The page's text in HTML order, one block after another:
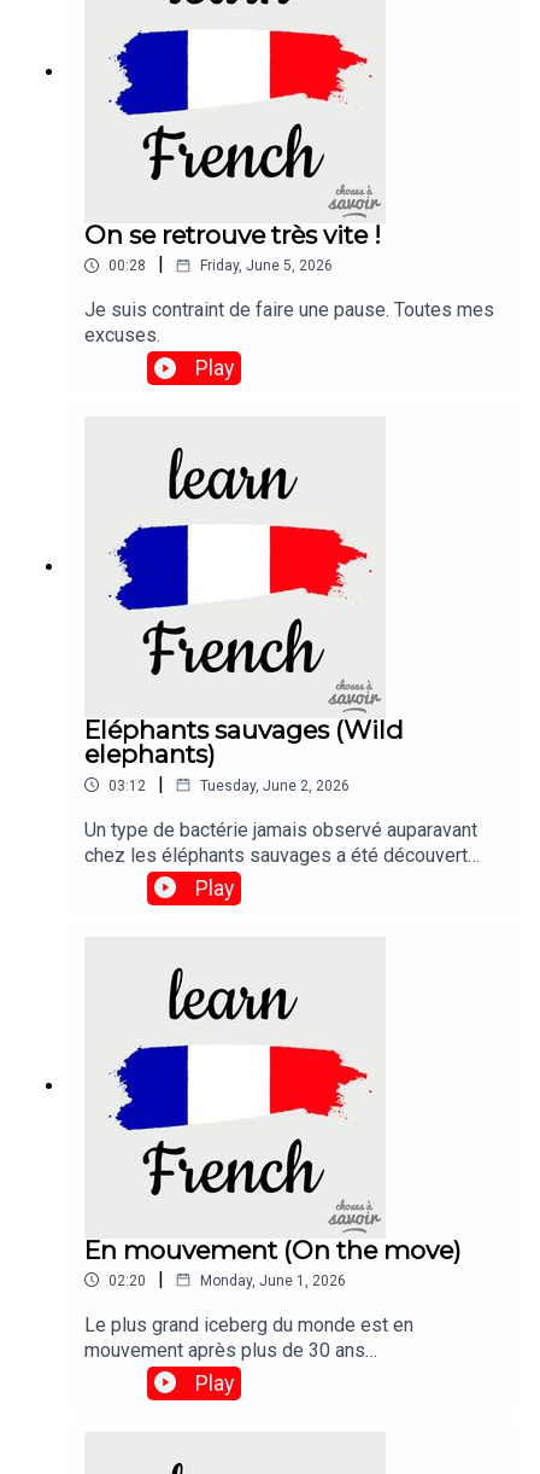
On se retrouve très vite !
00:28 Friday, June 5, 2026
Je suis contraint de faire une pause. Toutes mes
excuses.
Play
Eléphants sauvages (Wild
elephants)
03:12 | Tuesday, June 2, 2026
Un type de bactérie jamais observé auparavant
chez les éléphants sauvages a été découvert
dans les corps de six animaux décédés dans des
circonstances mystérieuses au
the bodies of six animals that died in mysterious
circumstances in Zimbabwe.
Play
En mouvement (On the move)
02:20 | Monday, June 1, 2026
Le plus grand iceberg du monde est en
mouvement après plus de 30 ans
d'immobilité.Traduction :The world's biggest
iceberg is on the move after more than 30 years
Play